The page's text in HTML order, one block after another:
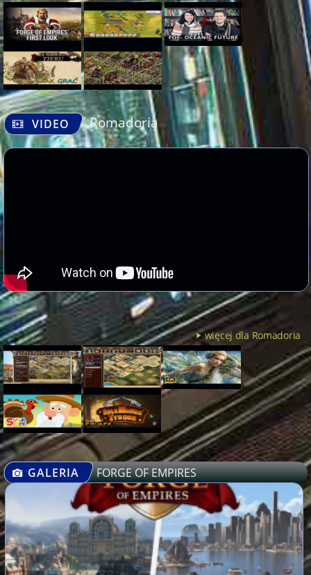
VIDEO Romadoria
więcej dla Romadoria
GALERIA FORGE OF EMPIRES